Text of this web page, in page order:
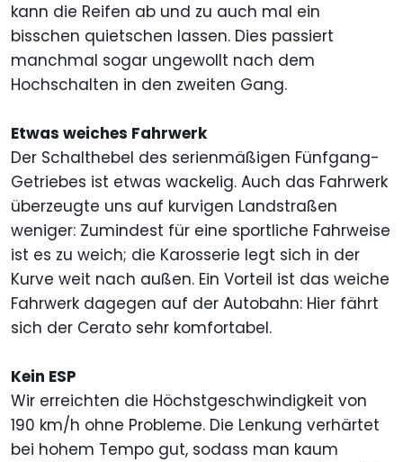
kann die Reifen ab und zu auch mal ein
bisschen quietschen lassen. Dies passiert
manchmal sogar ungewollt nach dem
Hochschalten in den zweiten Gang.
Etwas weiches Fahrwerk
Der Schalthebel des serienmäßigen Fünfgang-
Getriebes ist etwas wackelig. Auch das Fahrwerk
überzeugte uns auf kurvigen Landstraßen
weniger: Zumindest für eine sportliche Fahrweise
ist es zu weich; die Karosserie legt sich in der
Kurve weit nach außen. Ein Vorteil ist das weiche
Fahrwerk dagegen auf der Autobahn: Hier fährt
sich der Cerato sehr komfortabel.
Kein ESP
Wir erreichten die Höchstgeschwindigkeit von
190 km/h ohne Probleme. Die Lenkung verhärtet
bei hohem Tempo gut, sodass man kaum